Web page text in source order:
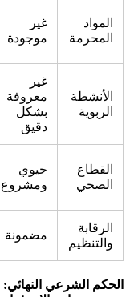
المواد
المحرمة
غير
موجودة
الأنشطة
الربوية
غير
معروفة
بشكل
دقيق
القطاع
الصحي
حيوي
ومشروع
الرقابة
والتنظيم
مضمونة